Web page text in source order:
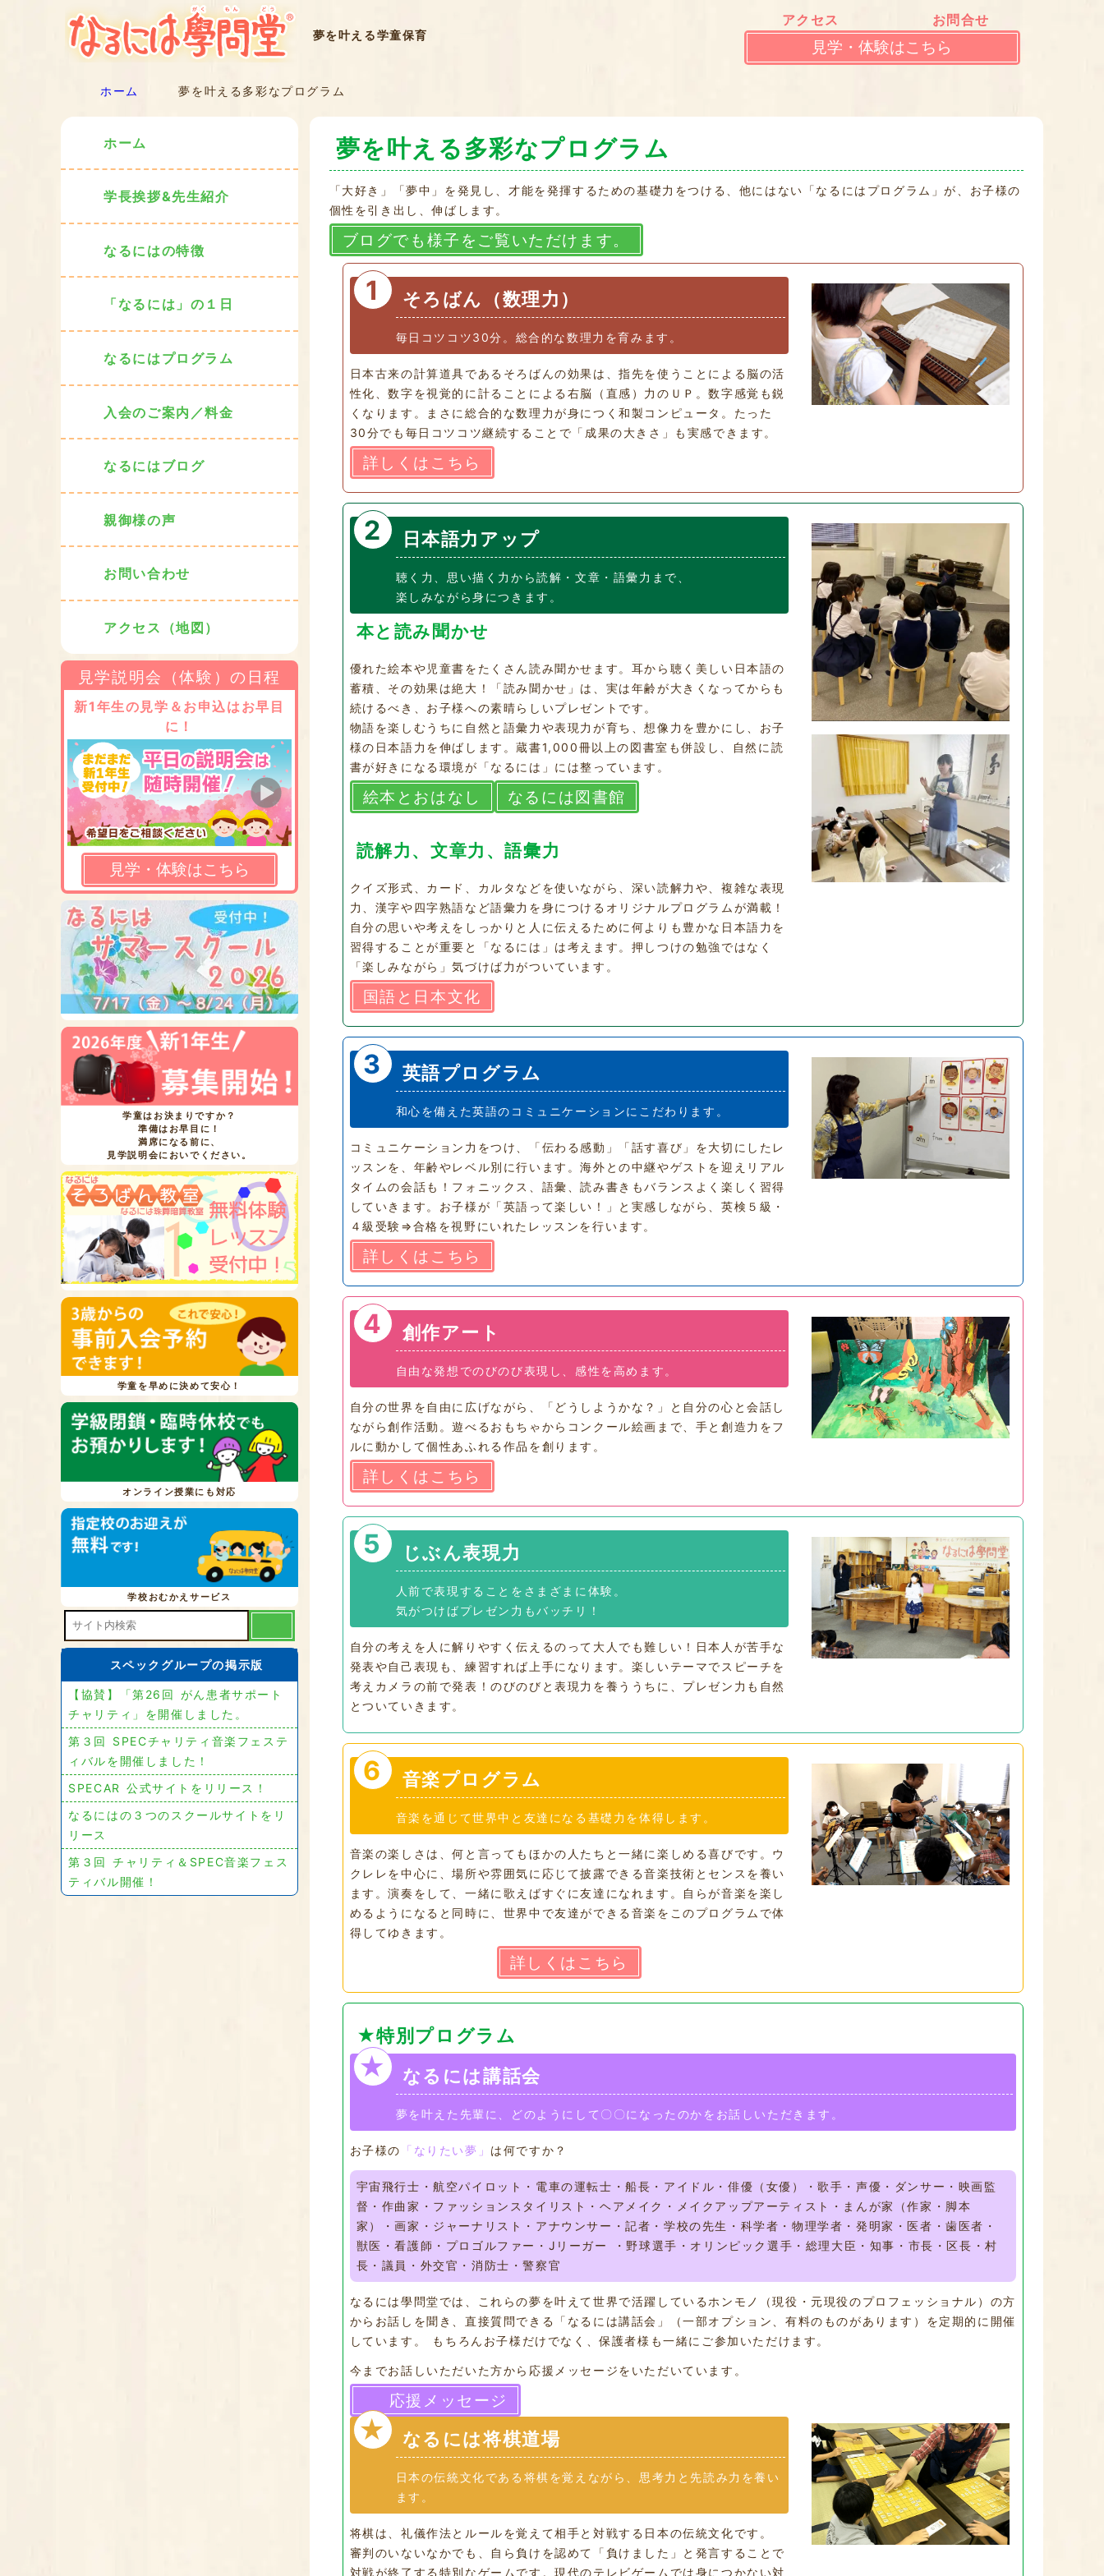
夢を叶える学童保育
アクセス お問合せ
見学・体験はこちら
ホーム 夢を叶える多彩なプログラム
夢を叶える多彩なプログラム
「大好き」「夢中」を発見し、才能を発揮するための基礎力をつける、他にはない「なるにはプログラム」が、お子様の
個性を引き出し、伸ばします。
ブログでも様子をご覧いただけます。
1 そろばん（数理力）
毎日コツコツ30分。総合的な数理力を育みます。
日本古来の計算道具であるそろばんの効果は、指先を使うことによる脳の活
性化、数字を視覚的に計ることによる右脳（直感）力のＵＰ。数字感覚も鋭
くなります。まさに総合的な数理力が身につく和製コンピュータ。たった
30分でも毎日コツコツ継続することで「成果の大きさ」も実感できます。
詳しくはこちら
2 日本語力アップ
聴く力、思い描く力から読解・文章・語彙力まで、
楽しみながら身につきます。
本と読み聞かせ
優れた絵本や児童書をたくさん読み聞かせます。耳から聴く美しい日本語の
蓄積、その効果は絶大！「読み聞かせ」は、実は年齢が大きくなってからも
続けるべき、お子様への素晴らしいプレゼントです。
物語を楽しむうちに自然と語彙力や表現力が育ち、想像力を豊かにし、お子
様の日本語力を伸ばします。蔵書1,000冊以上の図書室も併設し、自然に読
書が好きになる環境が「なるには」には整っています。
絵本とおはなし なるには図書館
読解力、文章力、語彙力
クイズ形式、カード、カルタなどを使いながら、深い読解力や、複雑な表現
力、漢字や四字熟語など語彙力を身につけるオリジナルプログラムが満載！
自分の思いや考えをしっかりと人に伝えるために何よりも豊かな日本語力を
習得することが重要と「なるには」は考えます。押しつけの勉強ではなく
「楽しみながら」気づけば力がついています。
国語と日本文化
3 英語プログラム
和心を備えた英語のコミュニケーションにこだわります。
コミュニケーション力をつけ、「伝わる感動」「話す喜び」を大切にしたレ
ッスンを、年齢やレベル別に行います。海外との中継やゲストを迎えリアル
タイムの会話も！フォニックス、語彙、読み書きもバランスよく楽しく習得
していきます。お子様が「英語って楽しい！」と実感しながら、英検５級・
４級受験⇒合格を視野にいれたレッスンを行います。
詳しくはこちら
4 創作アート
自由な発想でのびのび表現し、感性を高めます。
自分の世界を自由に広げながら、「どうしようかな？」と自分の心と会話し
ながら創作活動。遊べるおもちゃからコンクール絵画まで、手と創造力をフ
ルに動かして個性あふれる作品を創ります。
詳しくはこちら
5 じぶん表現力
人前で表現することをさまざまに体験。
気がつけばプレゼン力もバッチリ！
自分の考えを人に解りやすく伝えるのって大人でも難しい！日本人が苦手な
発表や自己表現も、練習すれば上手になります。楽しいテーマでスピーチを
考えカメラの前で発表！のびのびと表現力を養ううちに、プレゼン力も自然
とついていきます。
6 音楽プログラム
音楽を通じて世界中と友達になる基礎力を体得します。
音楽の楽しさは、何と言ってもほかの人たちと一緒に楽しめる喜びです。ウ
クレレを中心に、場所や雰囲気に応じて披露できる音楽技術とセンスを養い
ます。演奏をして、一緒に歌えばすぐに友達になれます。自らが音楽を楽し
めるようになると同時に、世界中で友達ができる音楽をこのプログラムで体
得してゆきます。
詳しくはこちら
★特別プログラム
★ なるには講話会
夢を叶えた先輩に、どのようにして〇〇になったのかをお話しいただきます。
お子様の 「なりたい夢」 は何ですか？
宇宙飛行士・航空パイロット・電車の運転士・船長・アイドル・俳優（女優）・歌手・声優・ダンサー・映画監
督・作曲家・ファッションスタイリスト・ヘアメイク・メイクアップアーティスト・まんが家（作家・脚本
家）・画家・ジャーナリスト・アナウンサー・記者・学校の先生・科学者・物理学者・発明家・医者・歯医者・
獣医・看護師・プロゴルファー・Jリーガー ・野球選手・オリンピック選手・総理大臣・知事・市長・区長・村
長・議員・外交官・消防士・警察官
なるには學問堂では、これらの夢を叶えて世界で活躍しているホンモノ（現役・元現役のプロフェッショナル）の方
からお話しを聞き、直接質問できる「なるには講話会」（一部オプション、有料のものがあります）を定期的に開催
しています。 もちろんお子様だけでなく、保護者様も一緒にご参加いただけます。
今までお話しいただいた方から応援メッセージをいただいています。
応援メッセージ
★ なるには将棋道場
日本の伝統文化である将棋を覚えながら、思考力と先読み力を養い
ます。
将棋は、礼儀作法とルールを覚えて相手と対戦する日本の伝統文化です。
審判のいないなかでも、自ら負けを認めて「負けました」と発言することで
対戦が終了する特別なゲームです。現代のテレビゲームでは身につかない対
ホーム
学長挨拶&先生紹介
なるにはの特徴
「なるには」の１日
なるにはプログラム
入会のご案内／料金
なるにはブログ
親御様の声
お問い合わせ
アクセス（地図）
見学説明会（体験）の日程
新1年生の見学＆お申込はお早目
に！
見学・体験はこちら
学童はお決まりですか？
準備はお早目に！
満席になる前に、
見学説明会においでください。
学童を早めに決めて安心！
オンライン授業にも対応
学校おむかえサービス
スペックグループの掲示版
【協賛】「第26回 がん患者サポート
チャリティ」を開催しました。
第３回 SPECチャリティ音楽フェステ
ィバルを開催しました！
SPECAR 公式サイトをリリース！
なるにはの３つのスクールサイトをリ
リース
第３回 チャリティ＆SPEC音楽フェス
ティバル開催！